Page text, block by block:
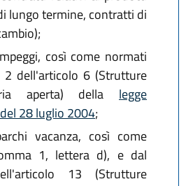
lungo termine, contratti di
così come normati
dell'articolo 6 (Strutture
aperta) della legge
28 luglio 2004;
vacanza, così come
1, lettera d), e dal
13 (Strutture